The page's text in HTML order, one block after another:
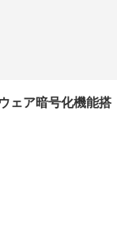
ェア暗号化機能搭